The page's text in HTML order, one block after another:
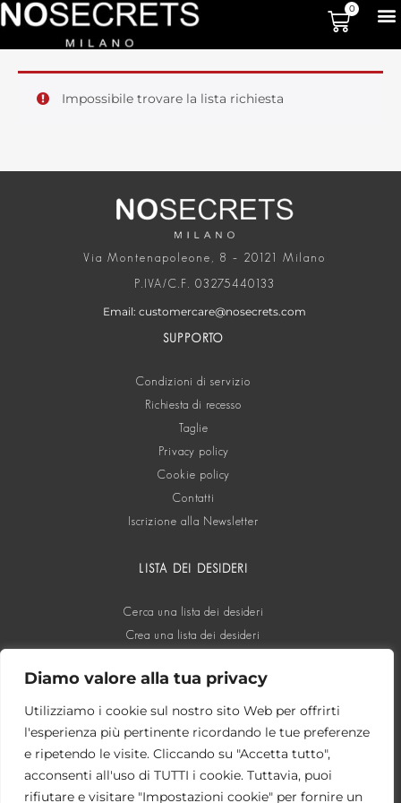
Diamo valore alla tua privacy
Utilizziamo i cookie sul nostro sito Web per offrirti
l'esperienza più pertinente ricordando le tue preferenze
e ripetendo le visite. Cliccando su "Accetta tutto",
acconsenti all'uso di TUTTI i cookie. Tuttavia, puoi
rifiutare e visitare "Impostazioni cookie" per fornire un
0
Impossibile trovare la lista richiesta
Via Montenapoleone, 8 – 20121 Milano
P.IVA/C.F. 03275440133
Email: customercare@nosecrets.com
SUPPORTO
Condizioni di servizio
Richiesta di recesso
Taglie
Privacy policy
Cookie policy
Contatti
Iscrizione alla Newsletter
LISTA DEI DESIDERI
Cerca una lista dei desideri
Crea una lista dei desideri
SOCIAL